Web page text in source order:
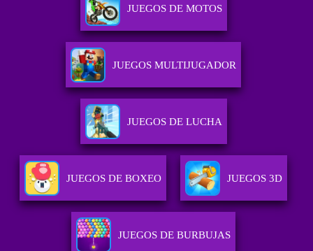
JUEGOS DE MOTOS
JUEGOS MULTIJUGADOR
JUEGOS DE LUCHA
JUEGOS DE BOXEO JUEGOS 3D
JUEGOS DE BURBUJAS